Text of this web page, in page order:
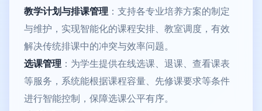
教学计划与排课管理 ：支持各专业培养方案的制定
与维护，实现智能化的课程安排、教室调度，有效
解决传统排课中的冲突与效率问题。
选课管理 ：为学生提供在线选课、退课、查看课表
等服务，系统能根据课程容量、先修课要求等条件
进行智能控制，保障选课公平有序。